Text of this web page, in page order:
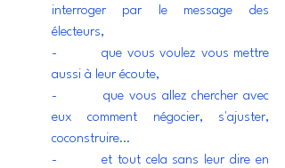
interroger par le message des
électeurs,
-         que vous voulez vous mettre
aussi à leur écoute,
-         que vous allez chercher avec
eux comment négocier, s'ajuster,
coconstruire…
-         et tout cela sans leur dire en